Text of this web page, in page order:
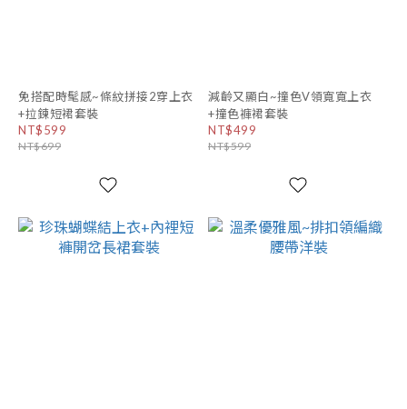
免搭配時髦感~條紋拼接2穿上衣
+拉鍊短裙套裝
NT$599
NT$699
減齡又顯白~撞色V領寬寬上衣
+撞色褲裙套裝
NT$499
NT$599